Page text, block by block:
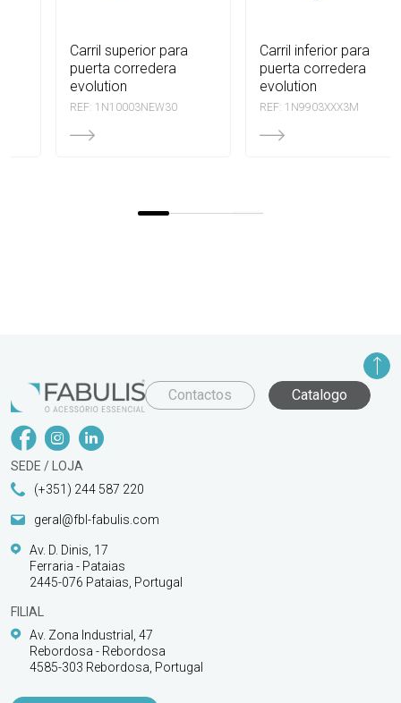
puerta corredera
evolution
REF: 1N10003NEW30
puerta corredera
evolution
REF: 1N9903XXX3M
Contactos Catalogo
SEDE / LOJA
(+351) 244 587 220
geral@fbl-fabulis.com
Av. D. Dinis, 17
Ferraria - Pataias
2445-076 Pataias, Portugal
FILIAL
Av. Zona Industrial, 47
Rebordosa - Rebordosa
4585-303 Rebordosa, Portugal